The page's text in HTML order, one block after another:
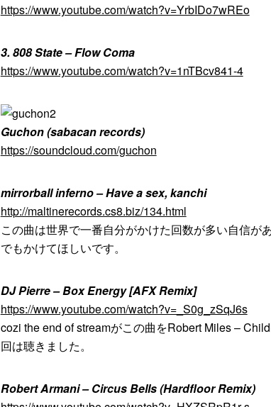
https://www.youtube.com/watch?v=YrbIDo7wREo
3. 808 State – Flow Coma
https://www.youtube.com/watch?v=1nTBcv841-4
Guchon (sabacan records)
https://soundcloud.com/guchon
mirrorball inferno – Have a sex, kanchi
http://maltinerecords.cs8.biz/134.html
この曲は世界で一番自分がかけた回数が多い自信が
でもかけてほしいです。
DJ Pierre – Box Energy [AFX Remix]
https://www.youtube.com/watch?v=_S0g_zSqJ6s
cozi the end of streamがこの曲をRobert Miles –
回は聴きました。
Robert Armani – Circus Bells (Hardfloor Remix)